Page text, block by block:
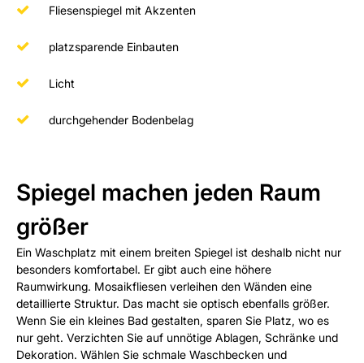
Fliesenspiegel mit Akzenten
platzsparende Einbauten
Licht
durchgehender Bodenbelag
Spiegel machen jeden Raum
größer
Ein Waschplatz mit einem breiten Spiegel ist deshalb nicht nur
besonders komfortabel. Er gibt auch eine höhere
Raumwirkung. Mosaikfliesen verleihen den Wänden eine
detaillierte Struktur. Das macht sie optisch ebenfalls größer.
Wenn Sie ein kleines Bad gestalten, sparen Sie Platz, wo es
nur geht. Verzichten Sie auf unnötige Ablagen, Schränke und
Dekoration. Wählen Sie schmale Waschbecken und